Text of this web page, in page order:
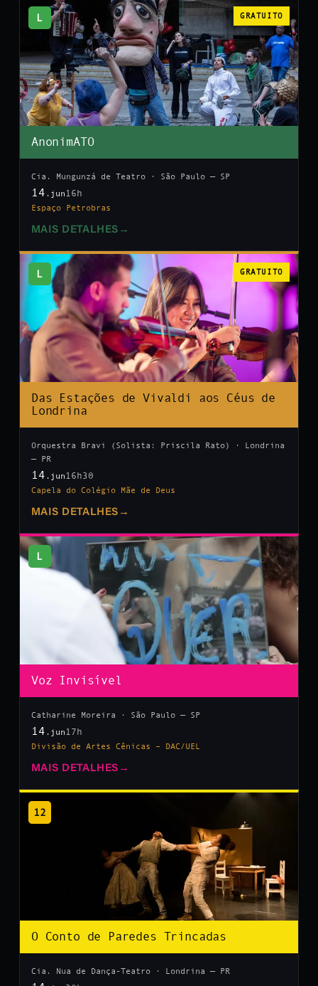
L GRATUITO
AnonimATO
Cia. Mungunzá de Teatro · São Paulo — SP
14 .jun 16h
Espaço Petrobras
MAIS DETALHES →
L GRATUITO
Das Estações de Vivaldi aos Céus de
Londrina
Orquestra Bravi (Solista: Priscila Rato) · Londrina
— PR
14 .jun 16h30
Capela do Colégio Mãe de Deus
MAIS DETALHES →
L
Voz Invisível
Catharine Moreira · São Paulo — SP
14 .jun 17h
Divisão de Artes Cênicas – DAC/UEL
MAIS DETALHES →
12
O Conto de Paredes Trincadas
Cia. Nua de Dança-Teatro · Londrina — PR